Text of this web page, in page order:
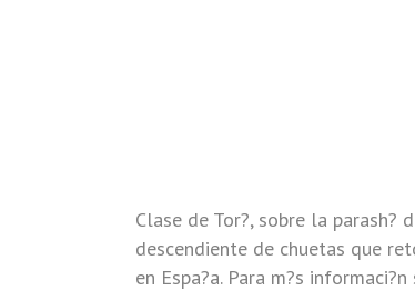
Clase de Tor?, sobre la parash?
descendiente de chuetas que
en Espa?a. Para m?s